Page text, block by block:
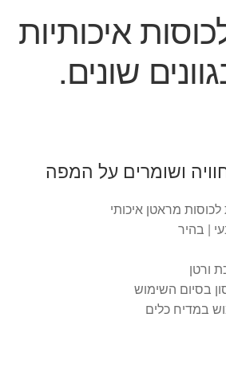
איכותיות
ושומרים על המפה
| בהיר
ורטן
בסיום השימוש
במדיח כלים